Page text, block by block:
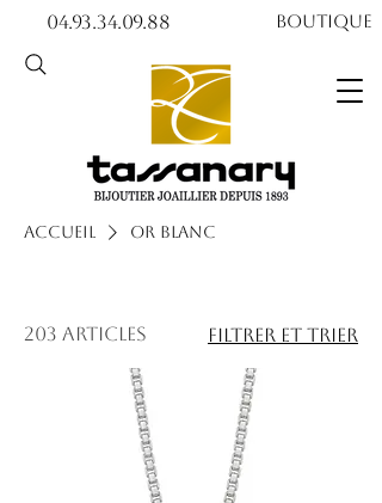
04.93.34.09.88​​ Boutique
Accueil Or blanc
203 articles Filtrer et trier